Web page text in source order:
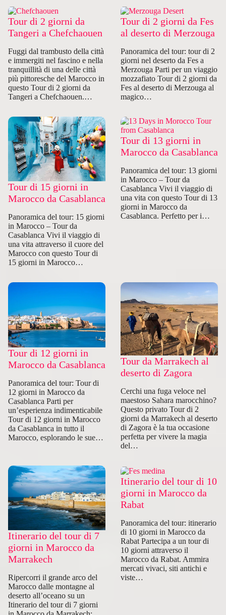
Tour di 2 giorni da
Tangeri a Chefchaouen
Fuggi dal trambusto della città
e immergiti nel fascino e nella
tranquillità di una delle città
più pittoresche del Marocco in
questo Tour di 2 giorni da
Tangeri a Chefchaouen.…
Tour di 2 giorni da Fes
al deserto di Merzouga
Panoramica del tour: tour di 2
giorni nel deserto da Fes a
Merzouga Parti per un viaggio
mozzafiato Tour di 2 giorni da
Fes al deserto di Merzouga al
magico…
Tour di 15 giorni in
Marocco da Casablanca
Panoramica del tour: 15 giorni
in Marocco – Tour da
Casablanca Vivi il viaggio di
una vita attraverso il cuore del
Marocco con questo Tour di
15 giorni in Marocco…
Tour di 13 giorni in
Marocco da Casablanca
Panoramica del tour: 13 giorni
in Marocco – Tour da
Casablanca Vivi il viaggio di
una vita con questo Tour di 13
giorni in Marocco da
Casablanca. Perfetto per i…
Tour di 12 giorni in
Marocco da Casablanca
Panoramica del tour: Tour di
12 giorni in Marocco da
Casablanca Parti per
un’esperienza indimenticabile
Tour di 12 giorni in Marocco
da Casablanca in tutto il
Marocco, esplorando le sue…
Tour da Marrakech al
deserto di Zagora
Cerchi una fuga veloce nel
maestoso Sahara marocchino?
Questo privato Tour di 2
giorni da Marrakech al deserto
di Zagora è la tua occasione
perfetta per vivere la magia
del…
Itinerario del tour di 7
giorni in Marocco da
Marrakech
Ripercorri il grande arco del
Marocco dalle montagne al
deserto all’oceano su un
Itinerario del tour di 7 giorni
Itinerario del tour di 10
giorni in Marocco da
Rabat
Panoramica del tour: itinerario
di 10 giorni in Marocco da
Rabat Partecipa a un tour di
10 giorni attraverso il
Marocco da Rabat. Ammira
mercati vivaci, siti antichi e
viste…